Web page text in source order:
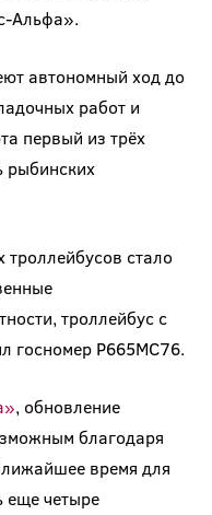
Альфа».
автономный ход до
работ и
первый из трёх
рыбинских
стало
троллейбус с
госномер Р665МС76.
, обновление
благодаря
время для
еще четыре